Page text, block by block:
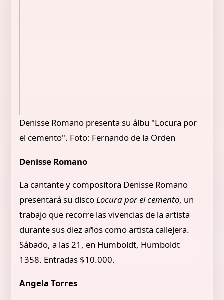
Denisse Romano presenta su álbu "Locura por
el cemento". Foto: Fernando de la Orden
Denisse Romano
La cantante y compositora Denisse Romano
presentará su discoLocura por el cemento, un
trabajo que recorre las vivencias de la artista
durante sus diez años como artista callejera.
Sábado, a las 21, en Humboldt, Humboldt
1358. Entradas $10.000.
Angela Torres